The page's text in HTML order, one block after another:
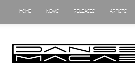
HOME NEWS RELEASES ARTISTS